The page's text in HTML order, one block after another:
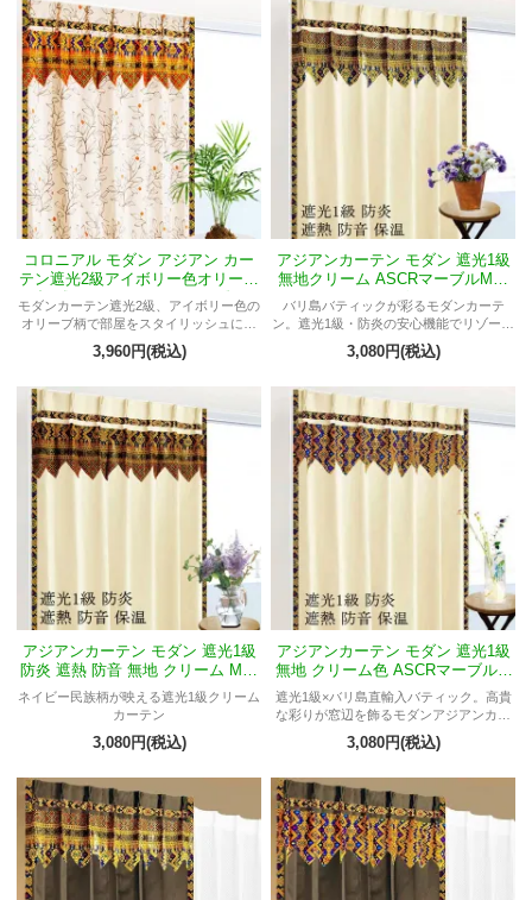
コロニアル モダン アジアン カー
テン遮光2級アイボリー色オリーブ
柄《ASナッツMジンバラン》
モダンカーテン遮光2級、アイボリー色の
オリーブ柄で部屋をスタイリッシュに彩
る。幅10cm・丈5cm間隔から選べる570
サイズ、1.5倍ヒダ100ｍｍのデザイン。
3,960円(税込)
アジアンカーテン モダン 遮光1級
無地クリーム ASCRマーブルMエ
ーゲ
バリ島バティックが彩るモダンカーテ
ン。遮光1級・防炎の安心機能でリゾート
空間へ。
3,080円(税込)
アジアンカーテン モダン 遮光1級
防炎 遮熱 防音 無地 クリーム Mジ
ンバラン
ネイビー民族柄が映える遮光1級クリーム
カーテン
3,080円(税込)
アジアンカーテン モダン 遮光1級
無地 クリーム色 ASCRマーブルM
バチカン
遮光1級×バリ島直輸入バティック。高貴
な彩りが窓辺を飾るモダンアジアンカー
テン。
3,080円(税込)